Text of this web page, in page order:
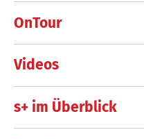
OnTour
Videos
s+ im Überblick